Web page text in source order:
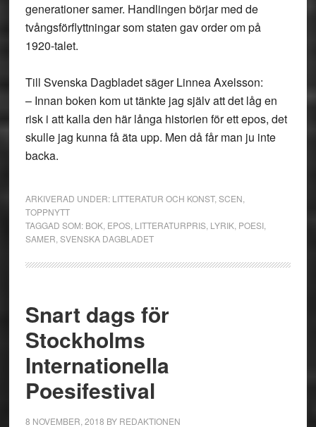
generationer samer. Handlingen börjar med de
tvångsförflyttningar som staten gav order om på
1920-talet.
Till Svenska Dagbladet säger Linnea Axelsson:
– Innan boken kom ut tänkte jag själv att det låg en
risk i att kalla den här långa historien för ett epos, det
skulle jag kunna få äta upp. Men då får man ju inte
backa.
ARKIVERAD UNDER: LITTERATUR OCH KONST, SCEN
TOPPNYTT
TAGGAD SOM: BOK, EPOS, LITTERATURPRIS, LYRIK, POESI,
SAMER SVENSKA DAGBLADET
Snart dags för
Stockholms
Internationella
Poesifestival
8 NOVEMBER, 2018 BY REDAKTIONEN